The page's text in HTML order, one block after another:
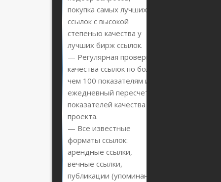
покупка самых лучших
ссылок с высокой
степенью качества у
лучших бирж ссылок.
— Регулярная проверка
качества ссылок по более
чем 100 показателям и
ежедневный пересчет
показателей качества
проекта.
— Все известные
форматы ссылок:
арендные ссылки,
вечные ссылки,
публикации (упоминания,